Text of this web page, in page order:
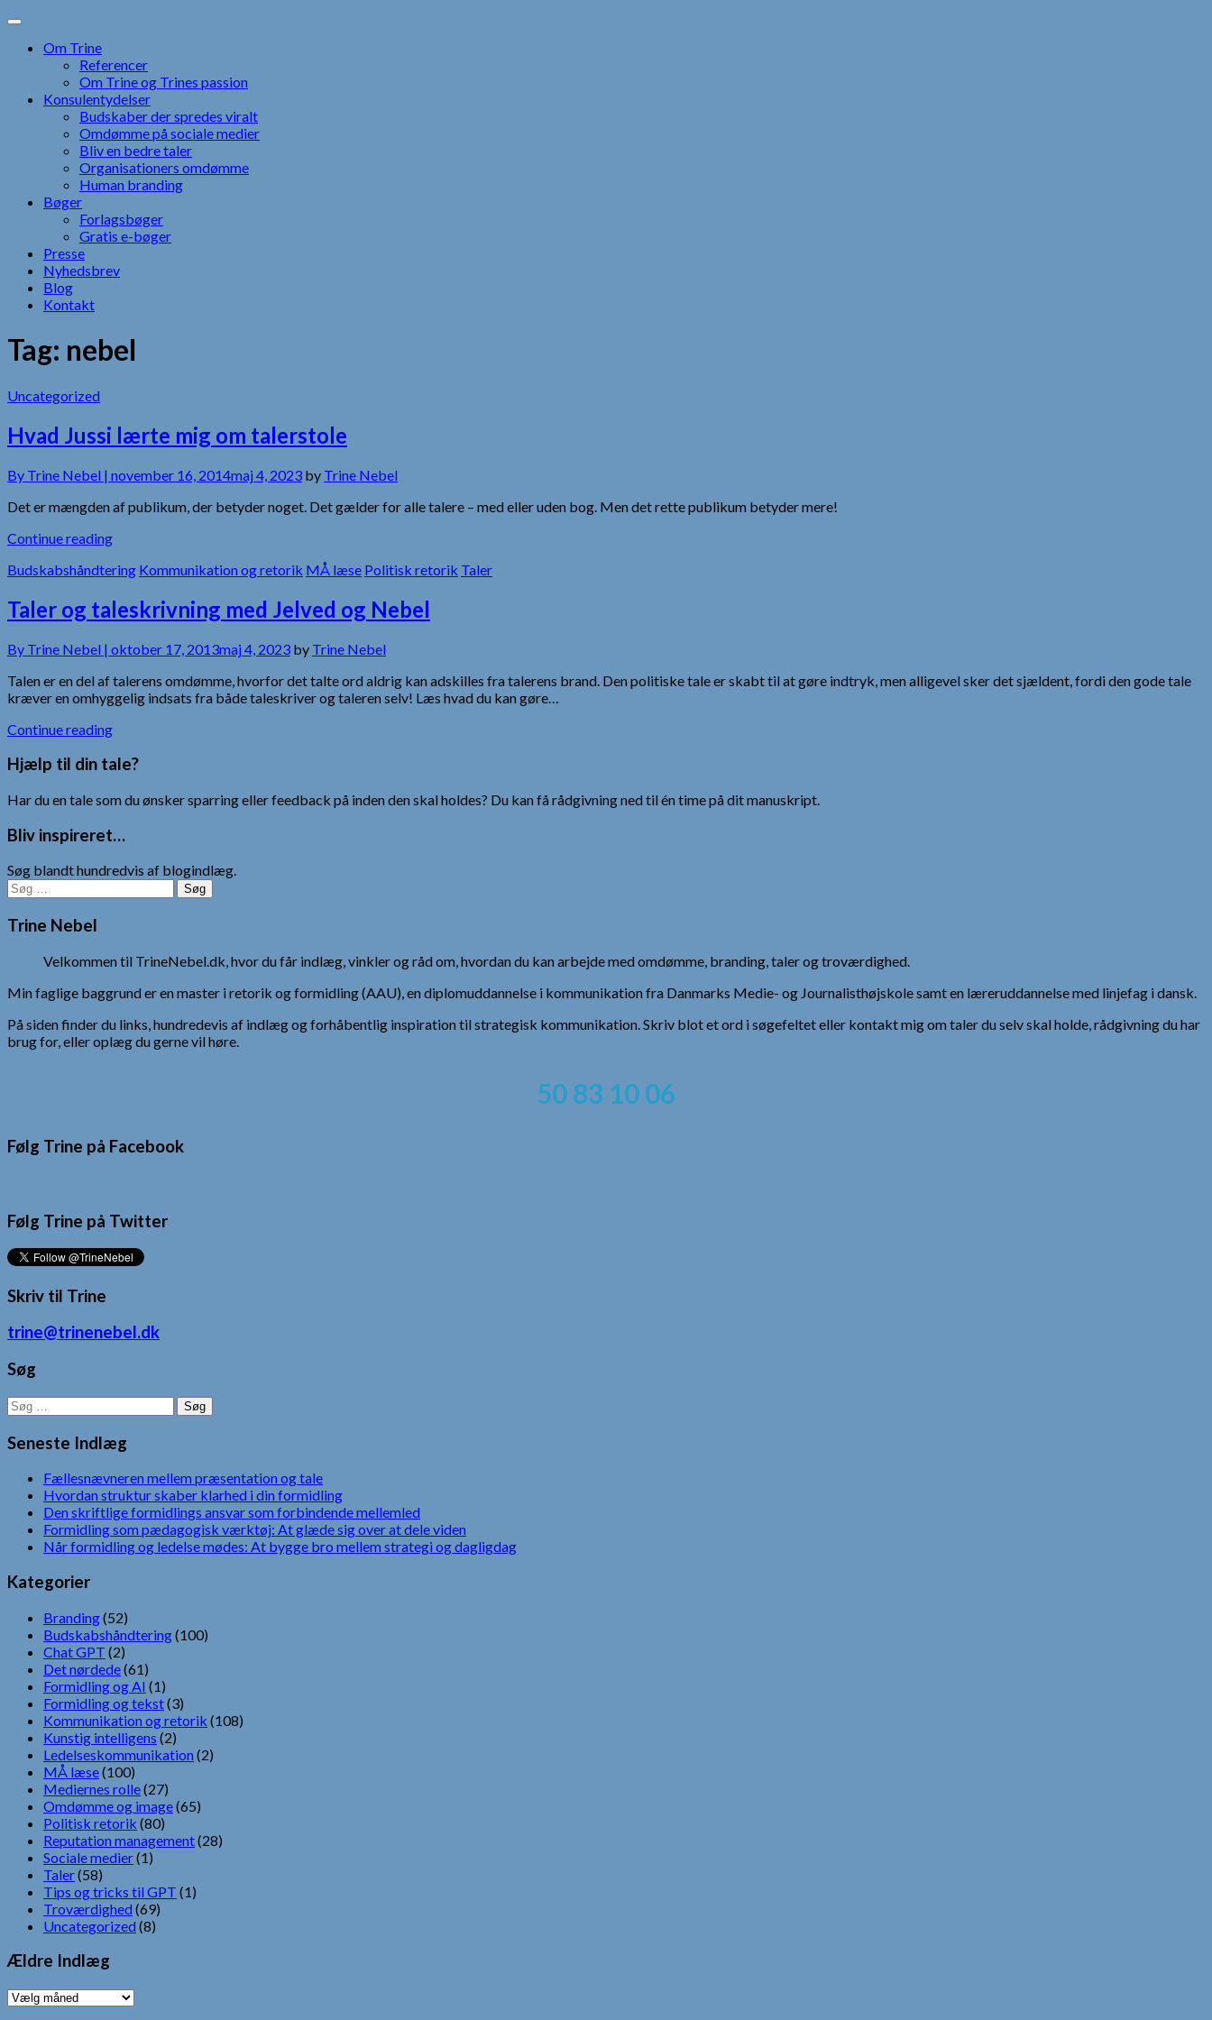
Skip
contentOm Trine
Referencer
Om Trine og Trines passion
Konsulentydelser
Budskaber der spredes viralt
Omdømme på sociale medier
Bliv en bedre taler
Organisationers omdømme
Human branding
Bøger
Forlagsbøger
Gratis e-bøger
Presse
Nyhedsbrev
Blog
Kontakt
Tag: nebel
Uncategorized
Hvad Jussi lærte mig om talerstole
By Trine Nebel | november 16, 2014maj 4, 2023 by Trine Nebel
Det er mængden af publikum, der betyder noget. Det gælder for alle talere – med eller uden bog. Men det rette publikum betyder mere!
Continue reading
Budskabshåndtering Kommunikation og retorik MÅ læse Politisk retorik Taler
Taler og taleskrivning med Jelved og Nebel
By Trine Nebel | oktober 17, 2013maj 4, 2023 by Trine Nebel
Talen er en del af talerens omdømme, hvorfor det talte ord aldrig kan adskilles fra talerens brand. Den politiske tale er skabt til at gøre indtryk, men alligevel sker det sjældent, fordi den gode tale
kræver en omhyggelig indsats fra både taleskriver og taleren selv! Læs hvad du kan gøre…
Continue reading
Hjælp til din tale?
Har du en tale som du ønsker sparring eller feedback på inden den skal holdes? Du kan få rådgivning ned til én time på dit manuskript.
Bliv inspireret…
Søg blandt hundredvis af blogindlæg.
Søg
efter:
Trine Nebel
Velkommen til TrineNebel.dk, hvor du får indlæg, vinkler og råd om, hvordan du kan arbejde med omdømme, branding, taler og troværdighed.
Min faglige baggrund er en master i retorik og formidling (AAU), en diplomuddannelse i kommunikation fra Danmarks Medie- og Journalisthøjskole samt en læreruddannelse med linjefag i dansk.
På siden finder du links, hundredevis af indlæg og forhåbentlig inspiration til strategisk kommunikation. Skriv blot et ord i søgefeltet eller kontakt mig om taler du selv skal holde, rådgivning du har
brug for, eller oplæg du gerne vil høre.
50 83 10 06
Følg Trine på Facebook
Følg Trine på Twitter
Skriv til Trine
trine@trinenebel.dk
Søg
Søg
efter:
Seneste Indlæg
Fællesnævneren mellem præsentation og tale
Hvordan struktur skaber klarhed i din formidling
Den skriftlige formidlings ansvar som forbindende mellemled
Formidling som pædagogisk værktøj: At glæde sig over at dele viden
Når formidling og ledelse mødes: At bygge bro mellem strategi og dagligdag
Kategorier
Branding(52)
Budskabshåndtering(100)
Chat GPT (2)
Det nørdede(61)
Formidling og AI (1)
Formidling og tekst(3)
Kommunikation og retorik (108)
Kunstig intelligens (2)
Ledelseskommunikation (2)
MÅ læse(100)
Mediernes rolle(27)
Omdømme og image(65)
Politisk retorik (80)
Reputation management(28)
Sociale medier(1)
Taler(58)
Tips og tricks til GPT (1)
Troværdighed (69)
Uncategorized (8)
Ældre Indlæg
Ældre